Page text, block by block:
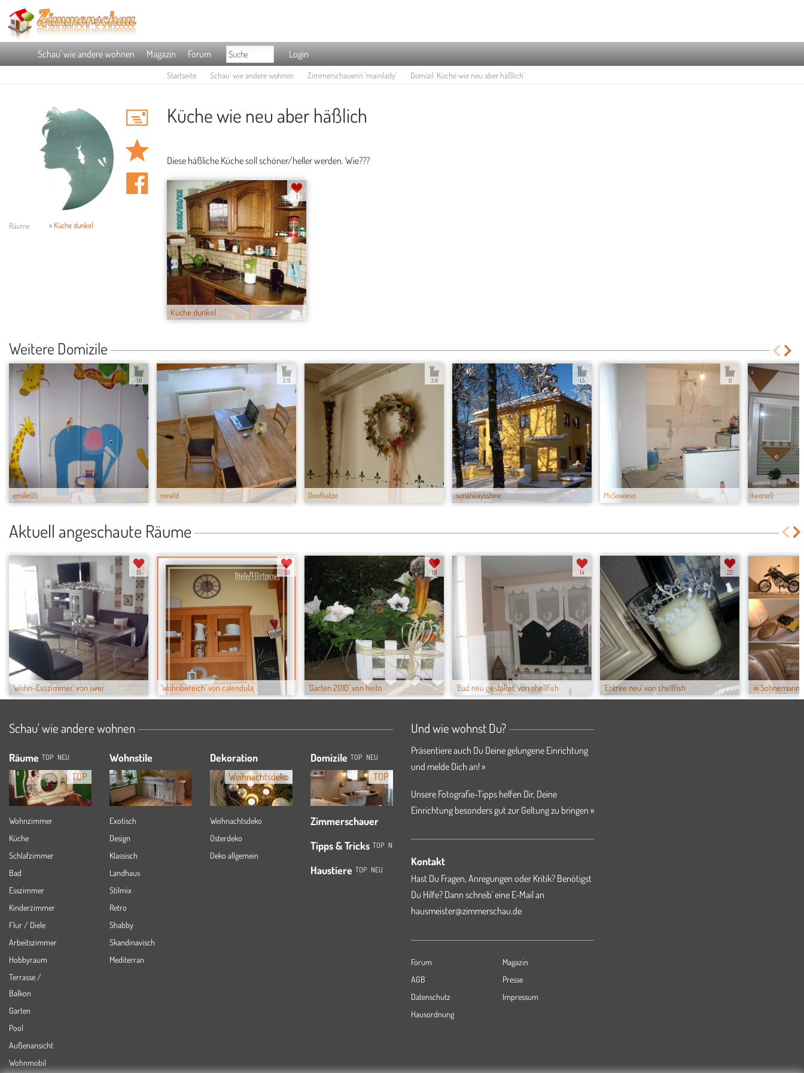
Schau' wie andere wohnen Magazin Forum Login
Startseite Schau' wie andere wohnen Zimmerschauerin 'mainlady' Domizil 'Küche wie neu aber häßlich'
Räume » Küche dunkel
Küche wie neu aber häßlich
Diese häßliche Küche soll schöner/heller werden. Wie???
Küche dunkel
1
Weitere Domizile
emilie05
1.6
ronald
2.9
Doofkatze
3.8
sunalwaysshine
1.5
MsSowieso
0
IwonaG
Aktuell angeschaute Räume
'Wohn-Esszimmer' von iwer
15
'Wohnbereich' von calendula
59
'Garten 2010' von heito
18
'Bad neu gestaltet' von shellfish
14
'Entree neu' von shellfish
22
'☠Sohnemanns
Schau' wie andere wohnen
Räume TOP NEU
TOP
Wohnzimmer
Küche
Schlafzimmer
Bad
Esszimmer
Kinderzimmer
Flur / Diele
Arbeitszimmer
Hobbyraum
Terrasse /
Balkon
Garten
Pool
Außenansicht
Wohnmobil
Wohnstile
Exotisch
Design
Klassisch
Landhaus
Stilmix
Retro
Shabby
Skandinavisch
Mediterran
Dekoration
Weihnachtsdeko
Weihnachtsdeko
Osterdeko
Deko allgemein
Domizile TOP NEU
TOP
Zimmerschauer
Tipps & Tricks TOP NEU
Haustiere TOP NEU
Und wie wohnst Du?
Präsentiere auch Du Deine gelungene Einrichtung
und melde Dich an! »
Unsere Fotografie-Tipps helfen Dir, Deine
Einrichtung besonders gut zur Geltung zu bringen »
Kontakt
Hast Du Fragen, Anregungen oder Kritik? Benötigst
Du Hilfe? Dann schreib' eine E-Mail an
hausmeister@zimmerschau.de
Forum
Magazin
AGB
Presse
Datenschutz
Impressum
Hausordnung